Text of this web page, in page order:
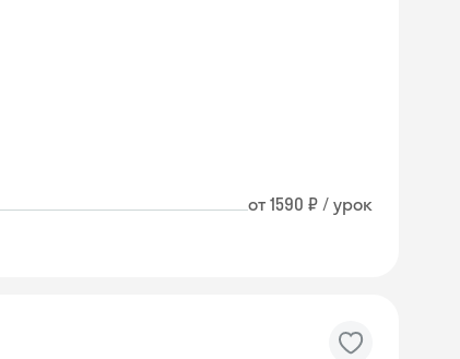
от 1590 ₽ / урок